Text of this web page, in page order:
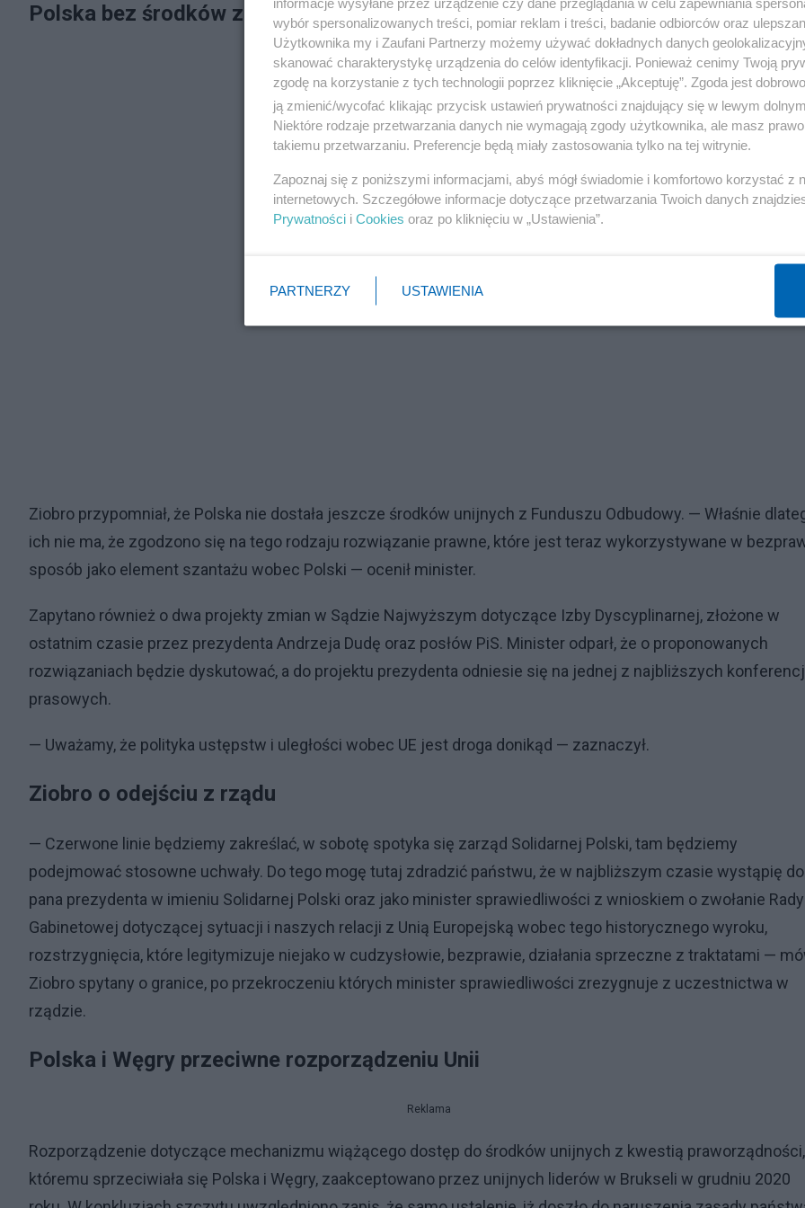
Polska bez środków z Funduszu Odbudowy
Ziobro przypomniał, że Polska nie dostała jeszcze środków unijnych z Funduszu Odbudowy. — Właśnie
ich nie ma, że zgodzono się na tego rodzaju rozwiązanie prawne, które jest teraz wykorzystywane w
sposób jako element szantażu wobec Polski — ocenił minister.
Zapytano również o dwa projekty zmian w Sądzie Najwyższym dotyczące Izby Dyscyplinarnej, złożone w
ostatnim czasie przez prezydenta Andrzeja Dudę oraz posłów PiS. Minister odparł, że o proponowanych
rozwiązaniach będzie dyskutować, a do projektu prezydenta odniesie się na jednej z najbliższych
prasowych.
— Uważamy, że polityka ustępstw i uległości wobec UE jest droga donikąd — zaznaczył.
Ziobro o odejściu z rządu
— Czerwone linie będziemy zakreślać, w sobotę spotyka się zarząd Solidarnej Polski, tam będziemy
podejmować stosowne uchwały. Do tego mogę tutaj zdradzić państwu, że w najbliższym czasie wystąpię do
pana prezydenta w imieniu Solidarnej Polski oraz jako minister sprawiedliwości z wnioskiem o zwołanie Rady
Gabinetowej dotyczącej sytuacji i naszych relacji z Unią Europejską wobec tego historycznego wyroku,
rozstrzygnięcia, które legitymizuje niejako w cudzysłowie, bezprawie, działania sprzeczne z traktatami —
Ziobro spytany o granice, po przekroczeniu których minister sprawiedliwości zrezygnuje z uczestnictwa w
rządzie.
Polska i Węgry przeciwne rozporządzeniu Unii
Reklama
Rozporządzenie dotyczące mechanizmu wiążącego dostęp do środków unijnych z kwestią praworządności,
któremu sprzeciwiała się Polska i Węgry, zaakceptowano przez unijnych liderów w Brukseli w grudniu 2020
wybór spersonalizowanych treści, pomiar reklam i treści, badanie odbiorców oraz
Użytkownika my i Zaufani Partnerzy możemy używać dokładnych danych
skanować charakterystykę urządzenia do celów identyfikacji. Ponieważ cenimy Twoją
zgodę na korzystanie z tych technologii poprzez kliknięcie „Akceptuję”. Zgoda jest
ją zmienić/wycofać klikając przycisk ustawień prywatności znajdujący się w lewym
Niektóre rodzaje przetwarzania danych nie wymagają zgody użytkownika, ale masz
takiemu przetwarzaniu. Preferencje będą miały zastosowania tylko na tej witrynie.
Zapoznaj się z poniższymi informacjami, abyś mógł świadomie i komfortowo korzystać z
internetowych. Szczegółowe informacje dotyczące przetwarzania Twoich danych
Prywatności i Cookies oraz po kliknięciu w „Ustawienia”.
PARTNERZY USTAWIENIA